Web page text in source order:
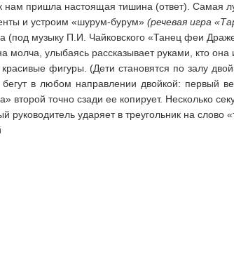
нам пришла настоящая тишина (ответ). Самая
и устроим «шурум-бурум» (речевая игра
музыку П.И. Чайковского «Танец феи
молча, улыбаясь рассказывает руками, кто
фигуры. (Дети становятся по залу
в любом направлении двойкой: первый
второй точно сзади ее копирует. Несколько
ударяет в треугольник на слово